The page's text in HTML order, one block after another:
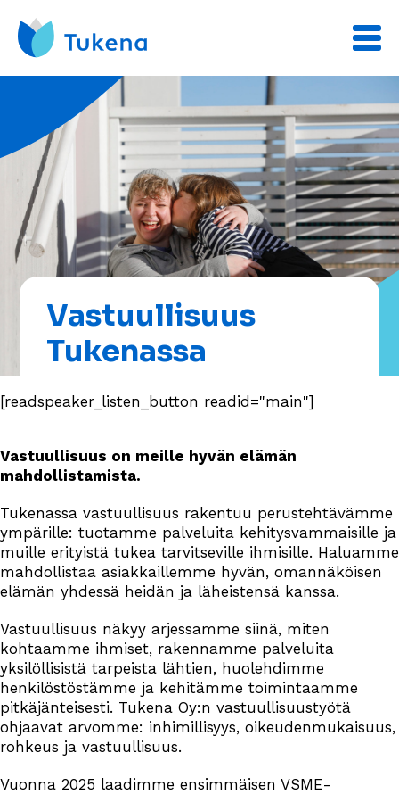
Vastuullisuus
Tukenassa
[readspeaker_listen_button readid="main"]
Vastuullisuus on meille hyvän elämän
mahdollistamista.
Tukenassa vastuullisuus rakentuu perustehtävämme
ympärille: tuotamme palveluita kehitysvammaisille ja
muille erityistä tukea tarvitseville ihmisille. Haluamme
mahdollistaa asiakkaillemme hyvän, omannäköisen
elämän yhdessä heidän ja läheistensä kanssa.
Vastuullisuus näkyy arjessamme siinä, miten
kohtaamme ihmiset, rakennamme palveluita
yksilöllisistä tarpeista lähtien, huolehdimme
henkilöstöstämme ja kehitämme toimintaamme
pitkäjänteisesti. Tukena Oy:n vastuullisuustyötä
ohjaavat arvomme: inhimillisyys, oikeudenmukaisuus,
rohkeus ja vastuullisuus.
Vuonna 2025 laadimme ensimmäisen VSME-